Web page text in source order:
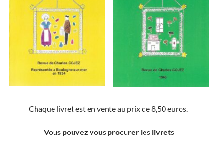
Chaque livret est en vente au prix de 8,50 euros.
Vous pouvez vous procurer les livrets